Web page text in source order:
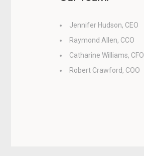
Jennifer Hudson, CEO
Raymond Allen, CCO
Catharine Williams, CFO
Robert Crawford, COO